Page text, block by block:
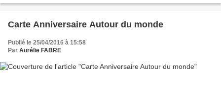
Carte Anniversaire Autour du monde
Publié le 25/04/2016 à 15:58
Par Aurélie FABRE